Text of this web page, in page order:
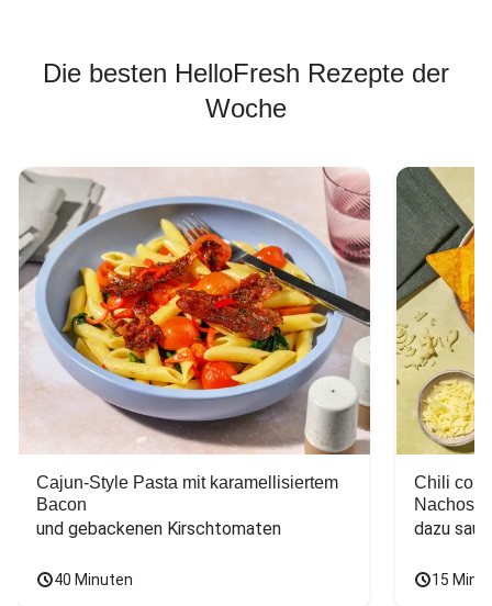
Die besten HelloFresh Rezepte der
Woche
Cajun-Style Pasta mit karamellisiertem
Bacon
und gebackenen Kirschtomaten
40 Minuten
Chili con
Nachos
dazu
15